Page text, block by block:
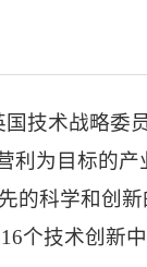
技术战略委
利为目标的产
的科学和创
16个技术创新